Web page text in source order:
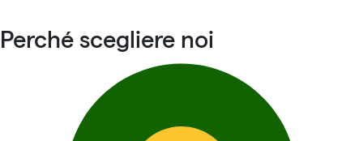
Perché scegliere noi